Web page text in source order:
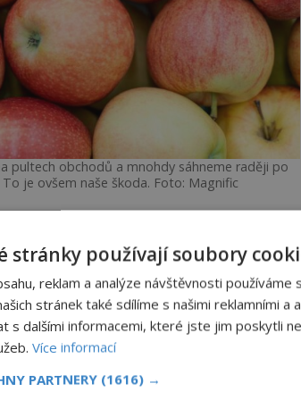
pultech obchodů a mnohdy sáhneme raději po
je ovšem naše škoda. Foto: Magnific
symbolem poznání a pokušení.
nikdy výslovně neříká, že zakázaným
ve středověké Evropě a postupně se
představivosti. Historie samotného
stránky používají soubory
reklam a analýze návštěvnosti používáme
stránek také sdílíme s našimi reklamními
s dalšími informacemi, které jste jim poskytli
Více informací
PARTNERY (1616) →